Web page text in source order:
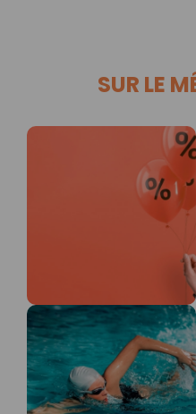
SUR LE